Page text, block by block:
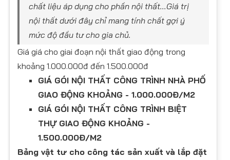
chất liệu áp dụng cho phần nội thất...Giá trị
nội thất dưới đây chỉ mang tính chất gợi ý
mức độ đầu tư cho gia chủ.
Giá giá cho giai đoạn nội thất giao động trong
khoảng 1.000.000đ đến 1.500.000đ
GIÁ GÓI NỘI THẤT CÔNG TRÌNH NHÀ PHỐ
GIAO ĐỘNG KHOẢNG - 1.000.000Đ/M2
GIÁ GÓI NỘI THẤT CÔNG TRÌNH BIỆT
THỰ GIAO ĐỘNG KHOẢNG -
1.500.000Đ/M2
Bảng vật tư cho công tác sản xuất và lắp đặt